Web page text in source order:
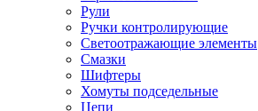
Рули
Ручки контролирующие
Светоотражающие элементы
Смазки
Шифтеры
Хомуты подседельные
Цепи